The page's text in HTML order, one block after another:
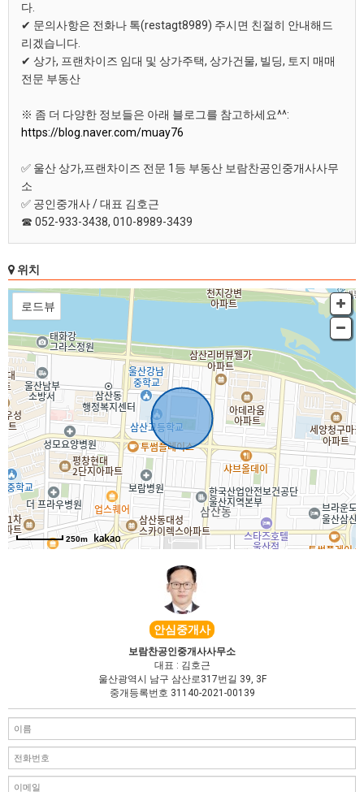
다.
✔ 문의사항은 전화나 톡(restagt8989) 주시면 친절히 안내해드
리겠습니다.
✔ 상가, 프랜차이즈 임대 및 상가주택, 상가건물, 빌딩, 토지 매매
전문 부동산
※ 좀 더 다양한 정보들은 아래 블로그를 참고하세요^^:
https://blog.naver.com/muay76
✅ 울산 상가,프랜차이즈 전문 1등 부동산 보람찬공인중개사사무
소
✅ 공인중개사 / 대표 김호근
☎ 052-933-3438, 010-8989-3439
위치
250m
서 동
, KnWorks
안심중개사
보람찬공인중개사사무소
대표 : 김호근
울산광역시 남구 삼산로317번길 39, 3F
중개등록번호 31140-2021-00139